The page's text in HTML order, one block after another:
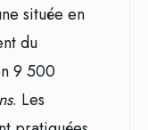
située en
du
9 500
. Les